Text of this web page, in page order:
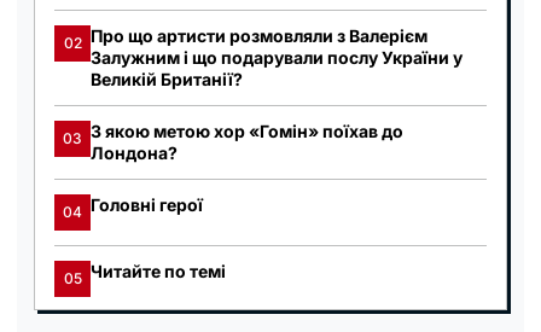
02 Про що артисти розмовляли з Валерієм
Залужним і що подарували послу України у
Великій Британії?
03 З якою метою хор «Гомін» поїхав до
Лондона?
04 Головні герої
05 Читайте по темі